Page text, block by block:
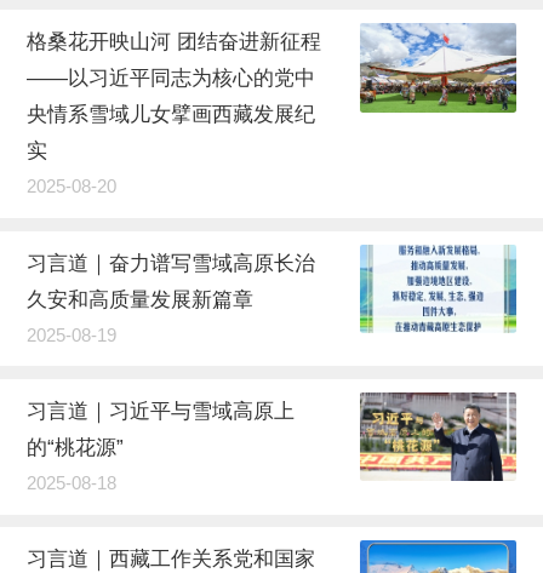
格桑花开映山河 团结奋进新征程
——以习近平同志为核心的党中
央情系雪域儿女擘画西藏发展纪
实
2025-08-20
习言道｜奋力谱写雪域高原长治
久安和高质量发展新篇章
2025-08-19
习言道｜习近平与雪域高原上
的“桃花源”
2025-08-18
习言道｜西藏工作关系党和国家